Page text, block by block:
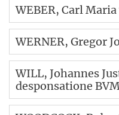
WEBER, Carl
WERNER, Gregor
WILL, Johannes
desponsatione